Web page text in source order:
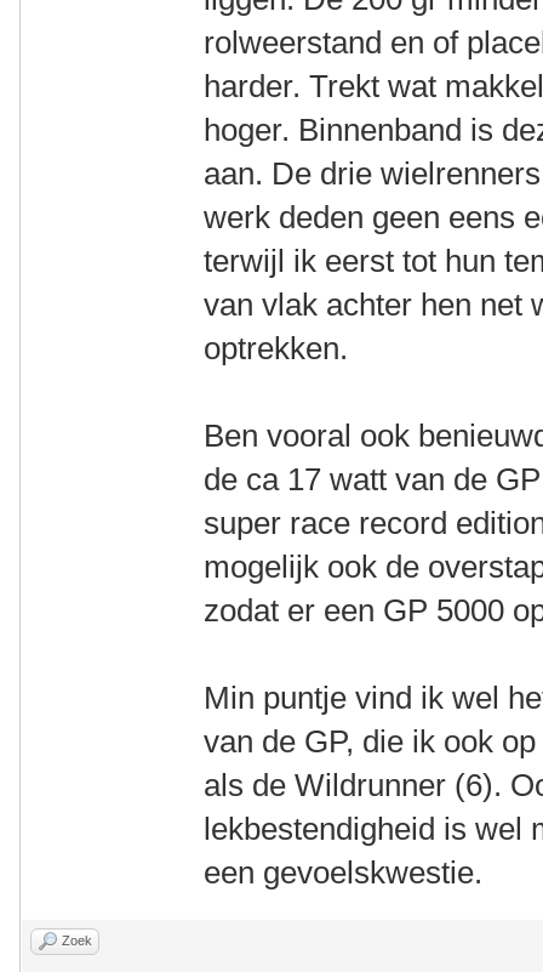
rolweerstand en of
harder. Trekt wat
hoger. Binnenband is
aan. De drie
werk deden geen eens
terwijl ik eerst tot hun
van vlak achter hen net
optrekken.
Ben vooral ook
de ca 17 watt van de
super race record
mogelijk ook de
zodat er een GP 5000
Min puntje vind ik wel
van de GP, die ik ook
als de Wildrunner (6).
lekbestendigheid is wel
een gevoelskwestie.
Zoek